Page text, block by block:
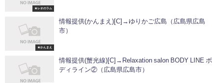
★レオのラム
★かんまえ
情報提供(かんまえ)[C]→ゆりかご広島（広島県広島
市）
情報提供(蟹光線)[C]→Relaxation salon BODY LINE ボ
ディライン②（広島県広島市）